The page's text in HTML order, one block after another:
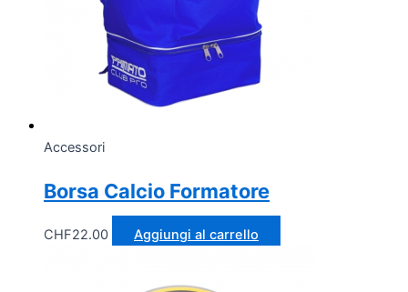
Accessori
Borsa Calcio Formatore
CHF22.00 Aggiungi al carrello